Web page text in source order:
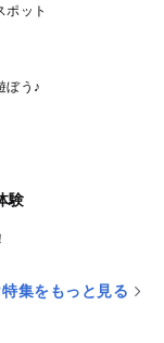
ポット
ぼう♪
験
集をもっと見る